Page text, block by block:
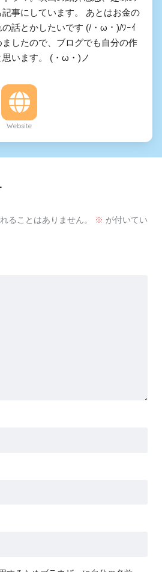
事にしています。 あとはお金の
話とかしたいです (/・ω・)/ﾜｰｲ
したので、ブログでも自分の作
います。 (・ω・)ノ
Website
ることはありません。 ※ が付いてい